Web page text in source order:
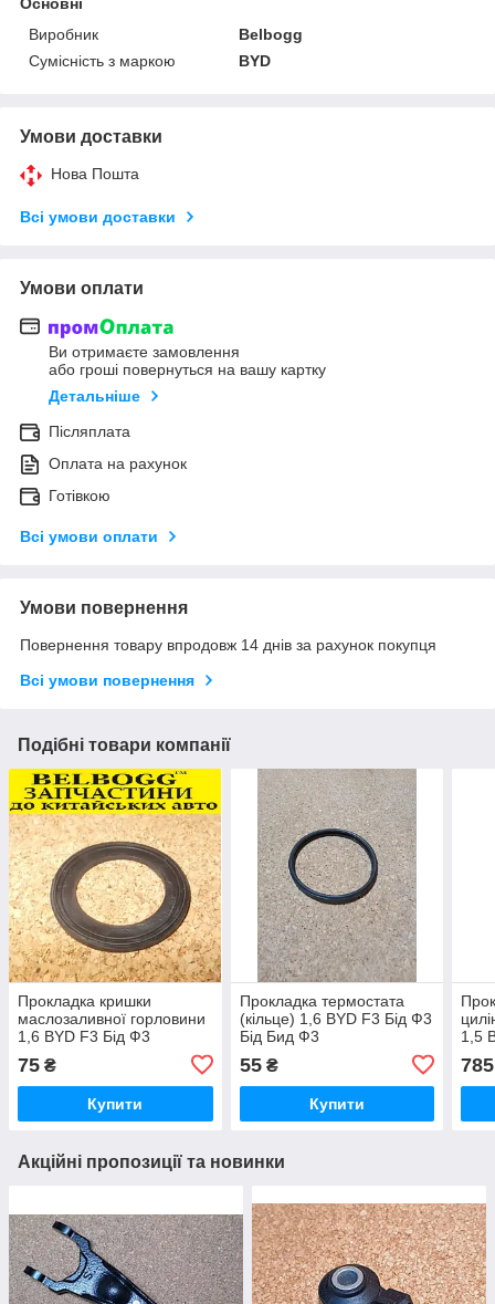
Виробник
Belbogg
Сумісність з маркою
BYD
Умови доставки
Нова Пошта
Всі умови доставки
Умови оплати
Ви отримаєте замовлення
або гроші повернуться на вашу картку
Детальніше
Післяплата
Оплата на рахунок
Готівкою
Всі умови оплати
Умови повернення
Повернення товару впродовж 14 днів за рахунок покупця
Всі умови повернення
Подібні товари компанії
Прокладка кришки
маслозаливної горловини
1,6 BYD F3 Бід Ф3
75 ₴
Купити
Прокладка термостата
(кільце) 1,6 BYD F3 Бід Ф3
Бід Бид Ф3
55₴
Купити
1,5
785
Акційні пропозиції та новинки